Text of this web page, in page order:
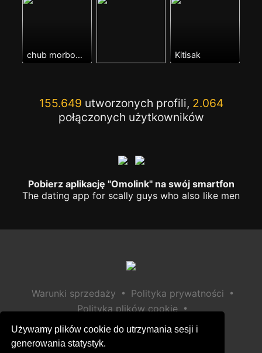
Używamy plików cookie do utrzymania sesji i
generowania statystyk.
chub morboso buscando top chaser Kitisak
155.649 utworzonych profili, 2.064
połączonych użytkowników
Pobierz aplikację "Omolink" na swój smartfon
The dating app for scally guys who also like men
Warunki sprzedaży • Polityka prywatności •
Polityka plików cookie •
Polityka bezpieczeństwa dzieci
Pomoc / Kontakt